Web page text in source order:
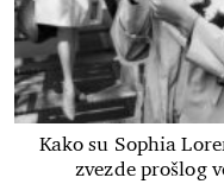
Kako su Sophia
zvezde prošlog